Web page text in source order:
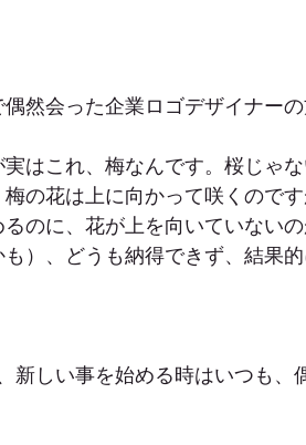
然会った企業ロゴデザイナー
はこれ、梅なんです。桜じゃ
の花は上に向かって咲くので
のに、花が上を向いていない
）、どうも納得できず、結果
新しい事を始める時はいつも、